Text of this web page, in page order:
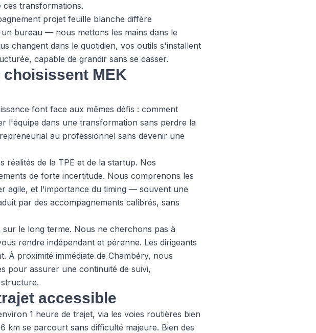
ces transformations.
projet feuille blanche diffère
bureau — nous mettons les mains dans le
changent dans le quotidien, vos outils s'installent
capable de grandir sans se casser.
MEK
font face aux mêmes défis : comment
l'équipe dans une transformation sans perdre la
au professionnel sans devenir une
de la TPE et de la startup. Nos
de forte incertitude. Nous comprenons les
agile, et l'importance du timing — souvent une
par des accompagnements calibrés, sans
sur le long terme. Nous ne cherchons pas à
rendre indépendant et pérenne. Les dirigeants
À proximité immédiate de Chambéry, nous
pour assurer une continuité de suivi,
accessible
1 heure de trajet, via les voies routières bien
km se parcourt sans difficulté majeure. Bien des